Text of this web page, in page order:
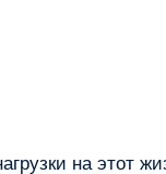
на этот